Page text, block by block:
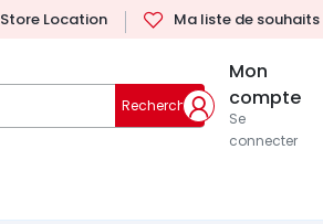
Store Location Ma liste de souhaits
Rechercher
Mon
compte
Se
connecter